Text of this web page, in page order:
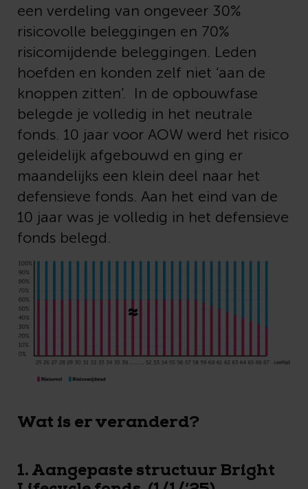
een verdeling van ongeveer 30%
risicovolle beleggingen en 70%
risicomijdende beleggingen. Leden
hoefden en konden zelf niet ‘aan de
knoppen zitten’.
In de opbouwfase
belegde je volledig in het neutrale
fonds. 10 jaar voor AOW werd het risico
geleidelijk afgebouwd en ging er
maandelijks een klein deel naar het
defensieve fonds. Aan het eind van de
10 jaar was je volledig in het defensieve
fonds belegd.
Wat is er veranderd?
1. Aangepaste structuur Bright